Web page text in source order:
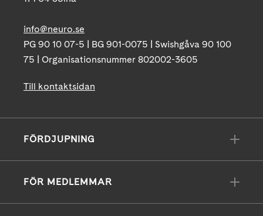
info@neuro.se
PG 90 10 07-5 | BG 901-0075 | Swishgåva 90 100
75 | Organisationsnummer 802002-3605
Till kontaktsidan
FÖRDJUPNING
FÖR MEDLEMMAR